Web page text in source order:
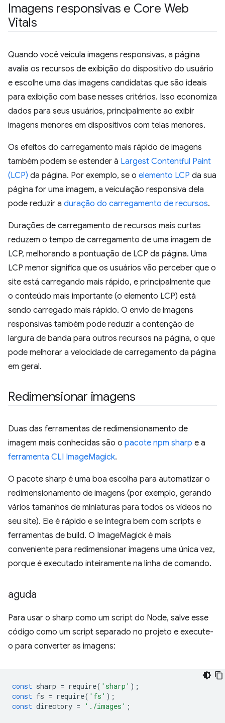
Imagens responsivas e Core Web
Vitals
Quando você veicula imagens responsivas, a página
avalia os recursos de exibição do dispositivo do usuário
e escolhe uma das imagens candidatas que são ideais
para exibição com base nesses critérios. Isso economiza
dados para seus usuários, principalmente ao exibir
imagens menores em dispositivos com telas menores.
Os efeitos do carregamento mais rápido de imagens
também podem se estender à Largest Contentful Paint
(LCP) da página. Por exemplo, se o elemento LCP da sua
página for uma imagem, a veiculação responsiva dela
pode reduzir a duração do carregamento de recursos.
Durações de carregamento de recursos mais curtas
reduzem o tempo de carregamento de uma imagem de
LCP, melhorando a pontuação de LCP da página. Uma
LCP menor significa que os usuários vão perceber que o
site está carregando mais rápido, e principalmente que
o conteúdo mais importante (o elemento LCP) está
sendo carregado mais rápido. O envio de imagens
responsivas também pode reduzir a contenção de
largura de banda para outros recursos na página, o que
pode melhorar a velocidade de carregamento da página
em geral.
Redimensionar imagens
Duas das ferramentas de redimensionamento de
imagem mais conhecidas são o pacote npm sharp e a
ferramenta CLI ImageMagick.
O pacote sharp é uma boa escolha para automatizar o
redimensionamento de imagens (por exemplo, gerando
vários tamanhos de miniaturas para todos os vídeos no
seu site). Ele é rápido e se integra bem com scripts e
ferramentas de build. O ImageMagick é mais
conveniente para redimensionar imagens uma única vez,
porque é executado inteiramente na linha de comando.
aguda
Para usar o sharp como um script do Node, salve esse
código como um script separado no projeto e execute-
o para converter as imagens:
const sharp = require( 'sharp' );
const fs = require( 'fs' );
const directory = './images' ;